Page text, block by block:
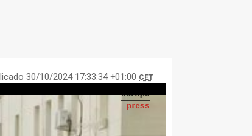
30/10/2024 17:33:34 +01:00 CET